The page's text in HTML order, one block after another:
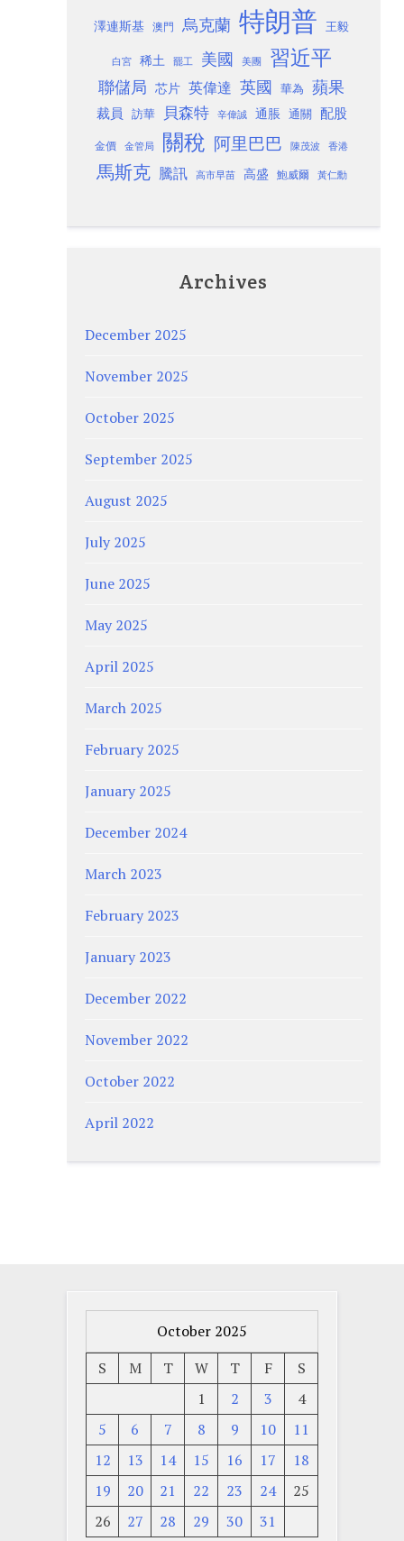
澤連斯基 澳門 烏克蘭 特朗普 王毅
白宮 稀土 罷工 美國 美團 習近平
聯儲局 芯片 英偉達 英國 華為 蘋果
裁員 訪華 貝森特 辛偉誠 通脹 通關 配股
金價 金管局 關稅 阿里巴巴 陳茂波 香港
馬斯克 騰訊 高市早苗 高盛 鮑威爾 黃仁勳
Archives
December 2025
November 2025
October 2025
September 2025
August 2025
July 2025
June 2025
May 2025
April 2025
March 2025
February 2025
January 2025
December 2024
March 2023
February 2023
January 2023
December 2022
November 2022
October 2022
April 2022
October 2025
S
M T W T F
S
1
2 3
4
5
6 7 8 9 10
11
12
13 14 15 16 17
18
19
20 21 22 23 24
25
26
27 28 29 30 31